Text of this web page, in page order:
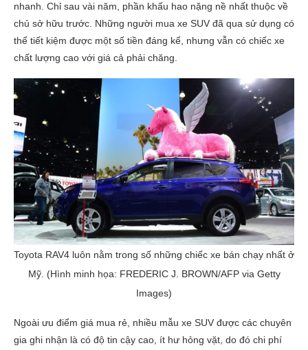
nhanh. Chỉ sau vài năm, phần khấu hao nặng nề nhất thuộc về
chủ sở hữu trước. Những người mua xe SUV đã qua sử dụng có
thể tiết kiệm được một số tiền đáng kể, nhưng vẫn có chiếc xe
chất lượng cao với giá cả phải chăng.
Toyota RAV4 luôn nằm trong số những chiếc xe bán chạy nhất ở
Mỹ. (Hình minh họa: FREDERIC J. BROWN/AFP via Getty
Images)
Ngoài ưu điểm giá mua rẻ, nhiều mẫu xe SUV được các chuyên
gia ghi nhận là có độ tin cậy cao, ít hư hỏng vặt, do đó chi phí